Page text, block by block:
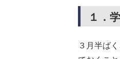
１．
３月半ば